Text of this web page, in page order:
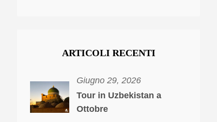
ARTICOLI RECENTI
Giugno 29, 2026
Tour in Uzbekistan a
Ottobre